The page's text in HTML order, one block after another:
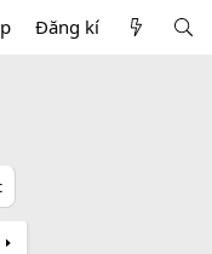
Đăng kí